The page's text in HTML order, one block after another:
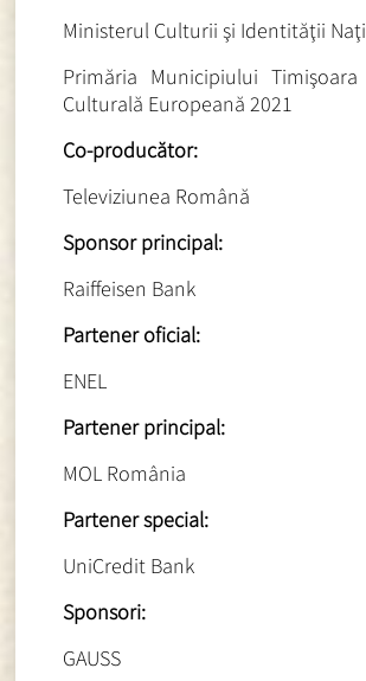
Ministerul Culturii şi Identităţii
Primăria Municipiului
Culturală Europeană 2021
Co-producător:
Televiziunea Română
Sponsor principal:
Raiffeisen Bank
Partener oficial:
ENEL
Partener principal:
MOL România
Partener special:
UniCredit Bank
Sponsori:
GAUSS